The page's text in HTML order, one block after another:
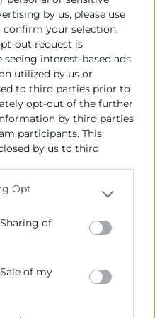
by us, please use
your selection.
out request is
interest-based ads
utilized by us or
to third parties prior to
opt-out of the further
by third parties
participants. This
by us to third
uses one or more
and store information
visit or usage
or deny consent to
Google consent
Opt
of
of my
con Asistentes
de
de
del Asistente
de los Asistentes
Multimodales y
con Asistentes